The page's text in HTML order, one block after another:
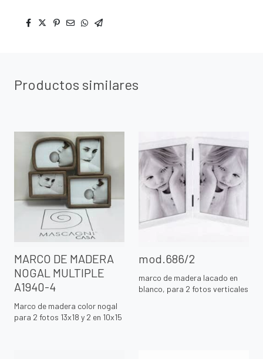
Productos similares
MARCO DE MADERA
NOGAL MULTIPLE
A1940-4
Marco de madera color nogal
para 2 fotos 13x18 y 2 en 10x15
mod.686/2
marco de madera lacado en
blanco, para 2 fotos verticales